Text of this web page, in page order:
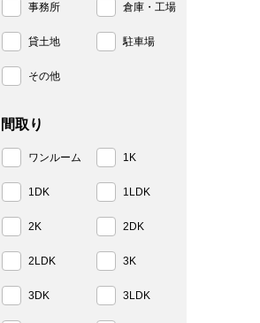
事務所 倉庫・工場
貸土地 駐車場
その他
間取り
ワンルーム 1K
1DK 1LDK
2K 2DK
2LDK 3K
3DK 3LDK